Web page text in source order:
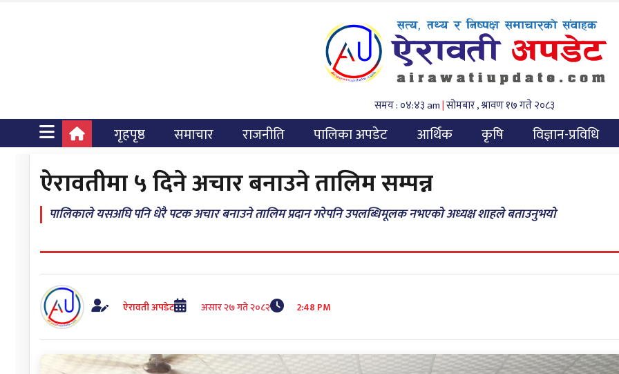
समय : ०४:४३ am|सोमबार , श्रावण १७ गते २०८३
गृहपृष्ठ समाचार राजनीति पालिका अपडेट आर्थिक कृषि विज्ञान-प्रविधि
ऐरावतीमा ५ दिने अचार बनाउने तालिम सम्पन्न
पालिकाले यसअघि पनि धेरै पटक अचार बनाउने तालिम प्रदान गरेपनि उपलब्धिमूलक नभएको अध्यक्ष शाहले बताउनुभयो
ऐरावती अपडेट असार २७ गते २०८२ 2:48 PM